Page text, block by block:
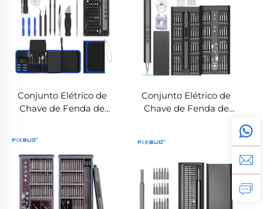
Conjunto Elétrico de
Chave de Fenda de
Conjunto Elétrico de
Chave de Fenda de
Reparo de Celulares